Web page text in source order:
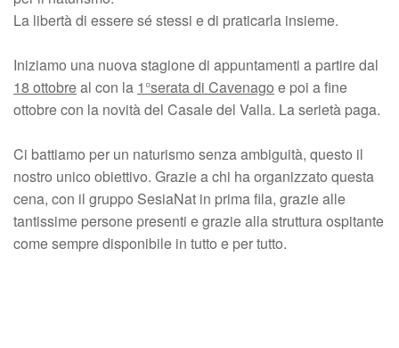
La libertà di essere sé stessi e di praticarla insieme.
Iniziamo una nuova stagione di appuntamenti a partire dal
18 ottobreal con la 1°serata di Cavenago e poi a fine
ottobre con la novità del Casale del Valla. La serietà paga.
Ci battiamo per un naturismo senza ambiguità, questo il
nostro unico obiettivo. Grazie a chi ha organizzato questa
cena, con il gruppo SesiaNat in prima fila, grazie alle
tantissime persone presenti e grazie alla struttura ospitante
come sempre disponibile in tutto e per tutto.